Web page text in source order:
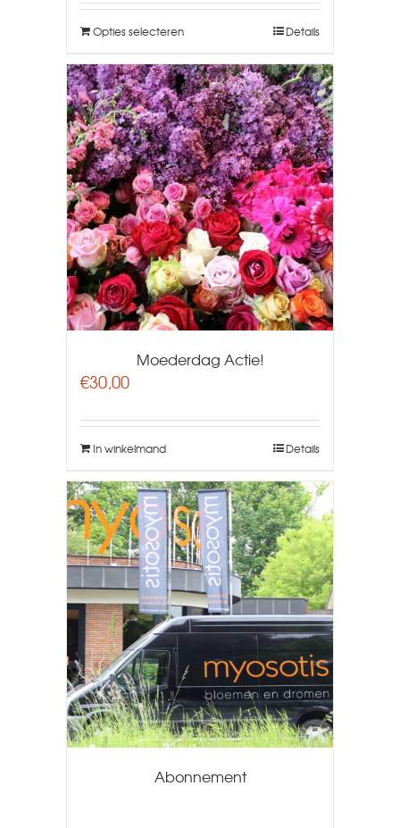
Opties selecteren Details
Moederdag Actie!
€30,00
In winkelmand Details
Abonnement